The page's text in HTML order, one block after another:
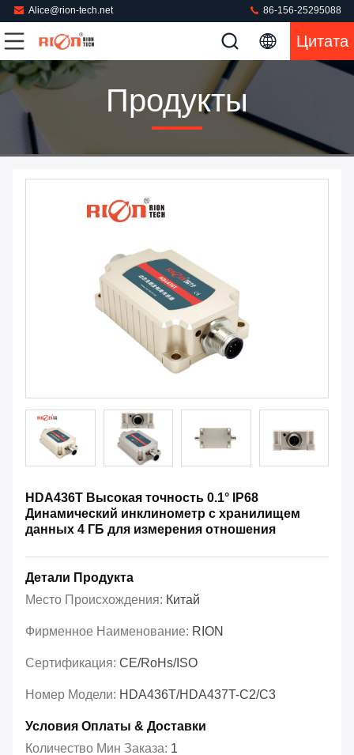
Alice@rion-tech.net 86-156-25295088
Цитата
Продукты
HDA436T Высокая точность 0.1° IP68
Динамический инклинометр с хранилищем
данных 4 ГБ для измерения отношения
Детали Продукта
Место Происхождения: Китай
Фирменное Наименование: RION
Сертификация: CE/RoHs/ISO
Номер Модели: HDA436T/HDA437T-C2/C3
Условия Оплаты & Доставки
Количество Мин Заказа: 1